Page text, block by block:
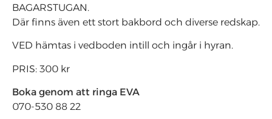
BAGARSTUGAN.
Där finns även ett stort bakbord och diverse redskap.
VED hämtas i vedboden intill och ingår i hyran.
PRIS: 300 kr
Boka genom att ringa EVA
070-530 88 22